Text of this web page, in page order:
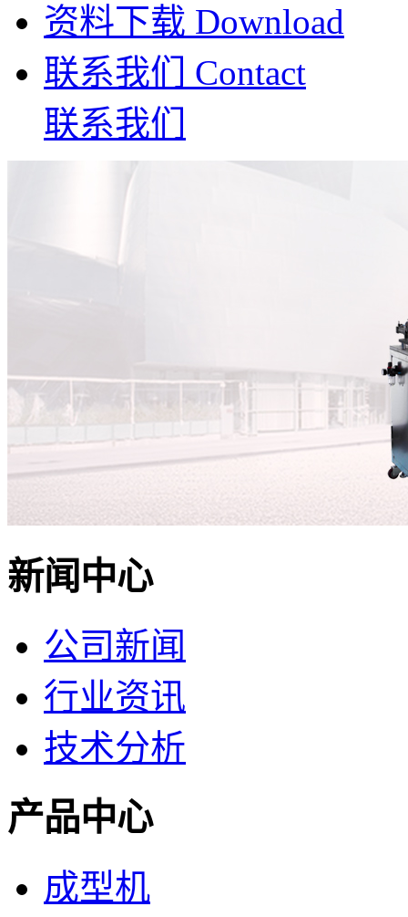
资料下载 Download
联系我们
Contact
联系我们
新闻中心
公司新闻
行业资讯
技术分析
产品中心
成型机